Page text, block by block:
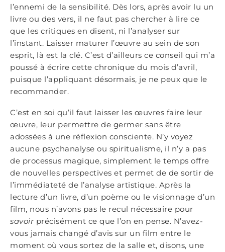
l’ennemi de la sensibilité. Dès lors, après avoir lu un
livre ou des vers, il ne faut pas chercher à lire ce
que les critiques en disent, ni l’analyser sur
l’instant. Laisser maturer l’œuvre au sein de son
esprit, là est la clé. C’est d’ailleurs ce conseil qui m’a
poussé à écrire cette chronique du mois d’avril,
puisque l’appliquant désormais, je ne peux que le
recommander.
C’est en soi qu’il faut laisser les œuvres faire leur
œuvre, leur permettre de germer sans être
adossées à une réflexion consciente. N’y voyez
aucune psychanalyse ou spiritualisme, il n’y a pas
de processus magique, simplement le temps offre
de nouvelles perspectives et permet de de sortir de
l’immédiateté de l’analyse artistique. Après la
lecture d’un livre, d’un poème ou le visionnage d’un
film, nous n’avons pas le recul nécessaire pour
savoir précisément ce que l’on en pense. N’avez-
vous jamais changé d’avis sur un film entre le
moment où vous sortez de la salle et, disons, une